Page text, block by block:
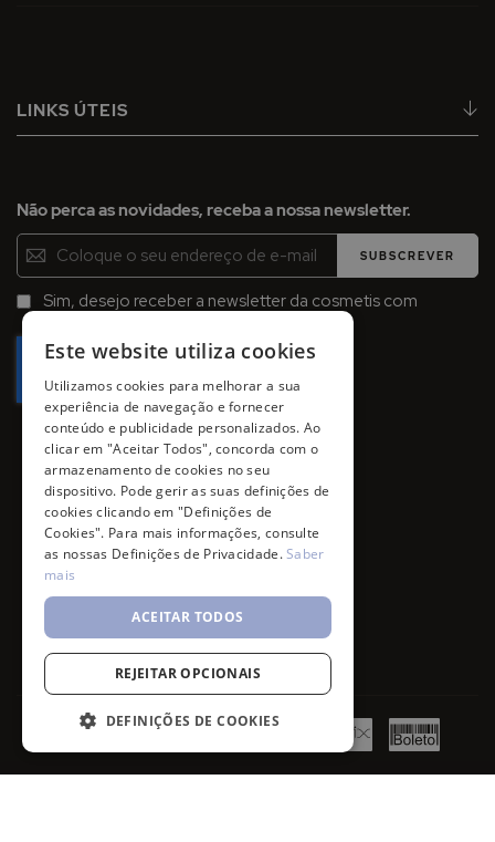
LINKS ÚTEIS
Não perca as novidades, receba a nossa newsletter.
Inscreva-
se
na
Newsletter:
SUBSCREVER
Sim, desejo receber a newsletter da cosmetis com
Este website utiliza cookies
Utilizamos cookies para melhorar a sua
experiência de navegação e fornecer
conteúdo e publicidade personalizados. Ao
clicar em "Aceitar Todos", concorda com o
armazenamento de cookies no seu
dispositivo. Pode gerir as suas definições de
cookies clicando em "Definições de
Cookies". Para mais informações, consulte
as nossas Definições de Privacidade.Saber
mais
ACEITAR TODOS
REJEITAR OPCIONAIS
DEFINIÇÕES DE COOKIES